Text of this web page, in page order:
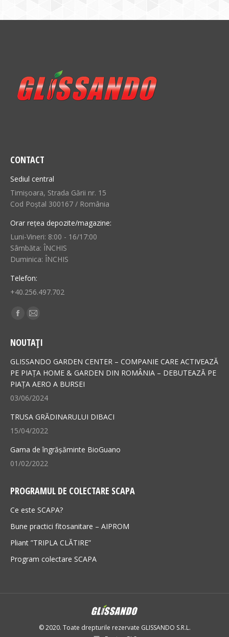
CONTACT
Sediul central
Timișoara, Strada Gării nr. 15
Cod Poștal 300167 / România
Orar rețea depozite/magazine:
Luni-Vineri: 8:00 - 16/17:00
Sâmbăta: ÎNCHIS
Duminica: ÎNCHIS
Telefon:
+40.256.497.702
Find us on:
Facebook
opens
in
new
window
Mail
opens
in
new
window
NOUTAȚI
GLISSANDO GARDEN CENTER – COMPANIE CARE ACTIVEAZĂ
PE PIAȚA HOME & GARDEN DIN ROMÂNIA – DEBUTEAZĂ PE
PIAȚA AERO A BURSEI
03/06/2024
TRUSA GRĂDINARULUI DIBACI
15/04/2022
Gama de îngrășăminte BioGuano
01/02/2022
PROGRAMUL DE COLECTARE SCAPA
Ce este SCAPA?
Bune practici fitosanitare – AIPROM
Pliant ”TRIPLA CLĂTIRE”
Program colectare SCAPA
© 2020. Toate drepturile rezervate GLISSANDO S.R.L.